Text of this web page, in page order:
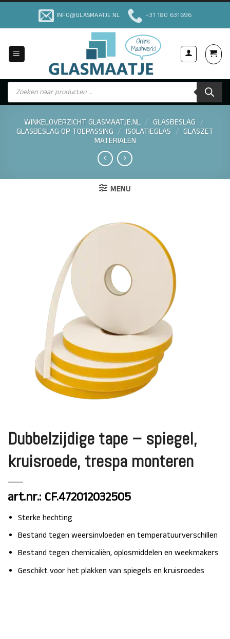
Ga
inhoud
INFO@GLASMAATJE.NL +31 180 631696
Voor Particulieren & Bedrijven
Producten
zoeken
WINKELOVERZICHT GLASMAATJE.NL / GLASBESLAG /
GLASBESLAG OP TOEPASSING / ISOLATIEGLAS / GLASZET
MATERIALEN
MENU
Dubbelzijdige tape – spiegel,
kruisroede, trespa monteren
art.nr.: CF.472012032505
Sterke hechting
Bestand tegen weersinvloeden en temperatuurverschillen
Bestand tegen chemicaliën, oplosmiddelen en weekmakers
Geschikt voor het plakken van spiegels en kruisroedes